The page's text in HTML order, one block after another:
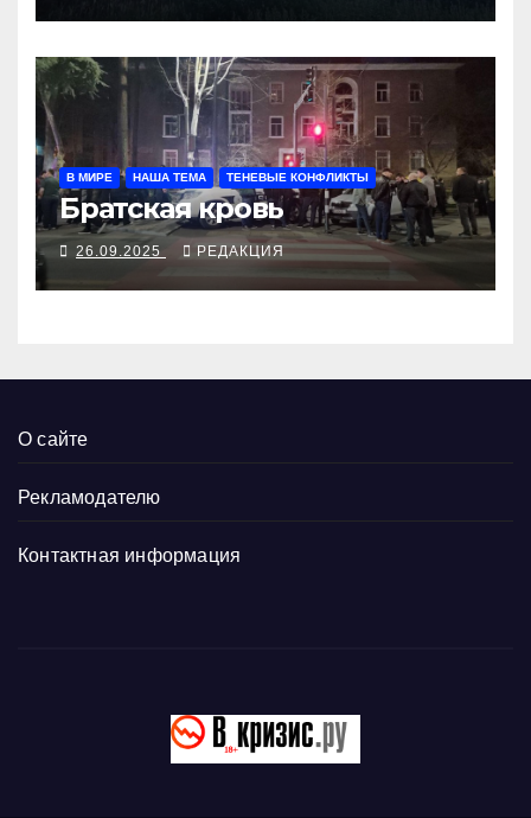
В МИРЕ НАША ТЕМА ТЕНЕВЫЕ КОНФЛИКТЫ
Братская кровь
26.09.2025 РЕДАКЦИЯ
О сайте
Рекламодателю
Контактная информация